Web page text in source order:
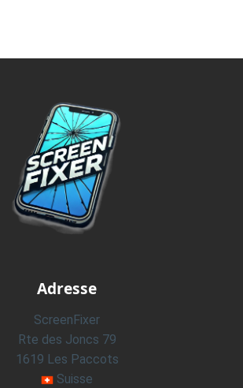
Adresse
ScreenFixer
Rte des Joncs 79
1619 Les Paccots
Suisse